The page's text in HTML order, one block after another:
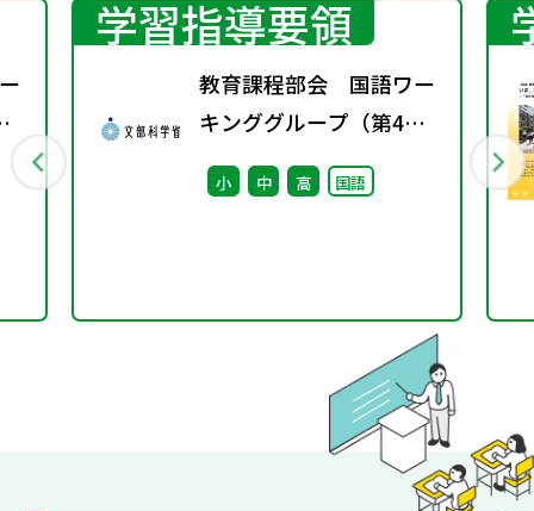
学習指導要領
教育課程部会 国語ワー
キンググループ（第4
回） 配付資料
小 中 高 国語